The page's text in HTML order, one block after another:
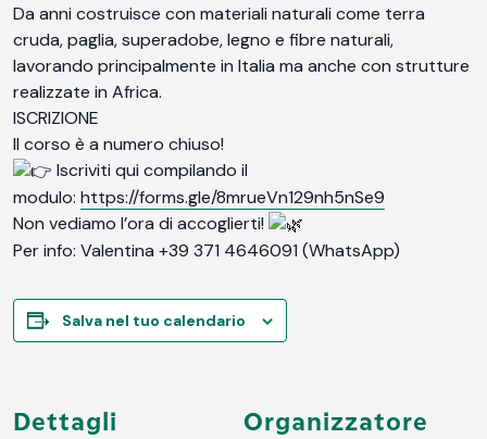
Da anni costruisce con materiali naturali come terra
cruda, paglia, superadobe, legno e fibre naturali,
lavorando principalmente in Italia ma anche con strutture
realizzate in Africa.
ISCRIZIONE
Il corso è a numero chiuso!
Iscriviti qui compilando il
modulo: https://forms.gle/8mrueVn129nh5nSe9
Non vediamo l’ora di accoglierti!
Per info: Valentina +39 371 4646091 (WhatsApp)
Salva nel tuo calendario
Dettagli Organizzatore